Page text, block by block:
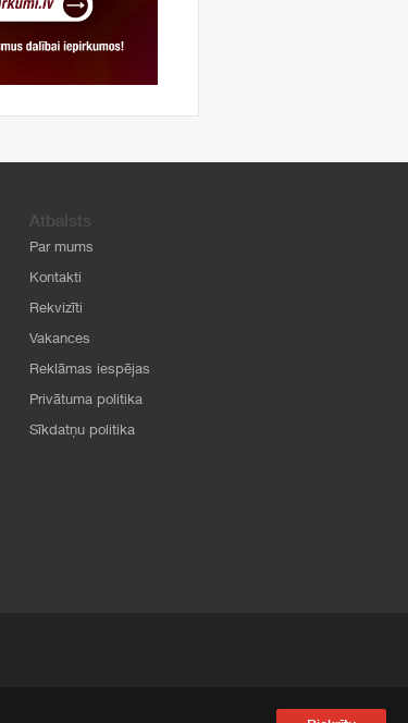
Atbalsts
Par mums
Kontakti
Rekvizīti
Vakances
Reklāmas iespējas
Privātuma politika
Sīkdatņu politika